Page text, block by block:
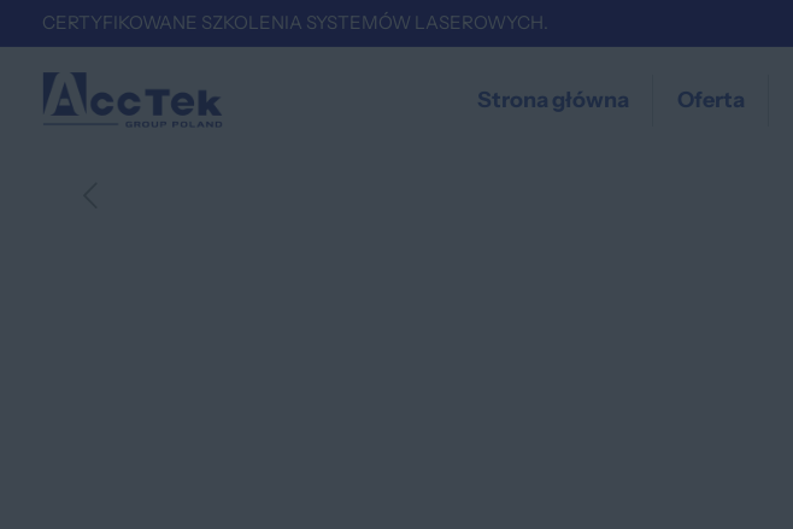
CERTYFIKOWANE SZKOLENIA SYSTEMÓW LASEROWYCH.
Strona główna Oferta